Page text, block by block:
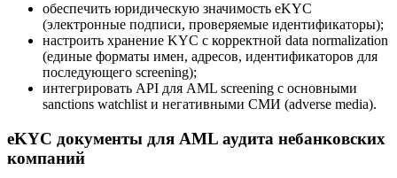
обеспечить юридическую значимость eKYC
(электронные подписи, проверяемые идентификаторы);
настроить хранение KYC с корректной data normalization
(единые форматы имен, адресов, идентификаторов для
последующего screening);
интегрировать API для AML screening с основными
sanctions watchlist и негативными СМИ (adverse media).
eKYC документы для AML аудита небанковских
компаний